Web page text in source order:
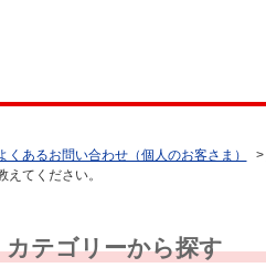
くあるお問い合わせ（個人のお客さま） >
えてください。
カテゴリーから探す